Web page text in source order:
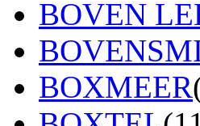
BOVEN
BOXMEER